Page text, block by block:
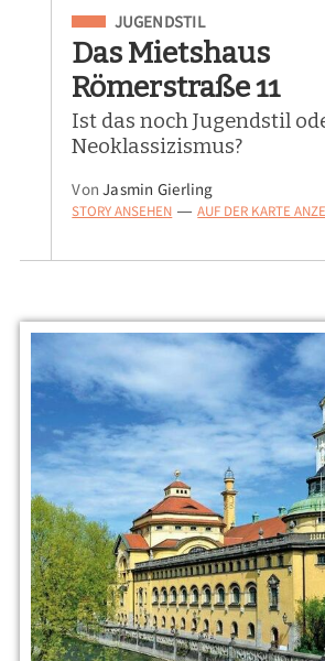
Eingeordnet unter
JUGENDSTIL
Das Mietshaus
Römerstraße 11
Ist das noch Jugendstil
Neoklassizismus?
VonJasmin Gierling
STORY ANSEHEN — AUF DER KARTE